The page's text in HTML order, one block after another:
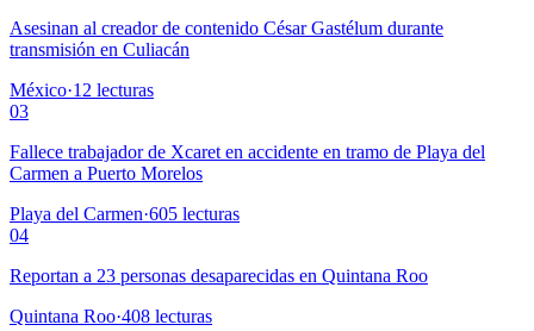
Asesinan al creador de contenido César Gastélum durante
transmisión en Culiacán
México·12 lecturas
03
Fallece trabajador de Xcaret en accidente en tramo de Playa del
Carmen a Puerto Morelos
Playa del Carmen·605 lecturas
04
Reportan a 23 personas desaparecidas en Quintana Roo
Quintana Roo·408 lecturas